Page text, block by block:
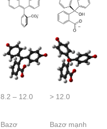
8.2 – 12.0 > 12.0
Bazơ Bazơ mạnh